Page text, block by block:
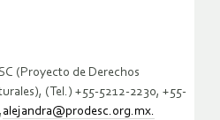
(Proyecto de Derechos
(Tel.) +55-5212-2230, +55-
alejandra@prodesc.org.mx.